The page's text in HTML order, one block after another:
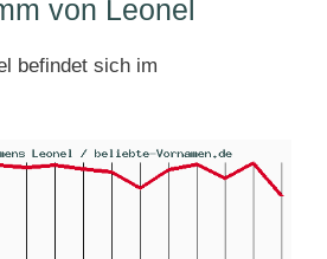
von Leonel
befindet sich im